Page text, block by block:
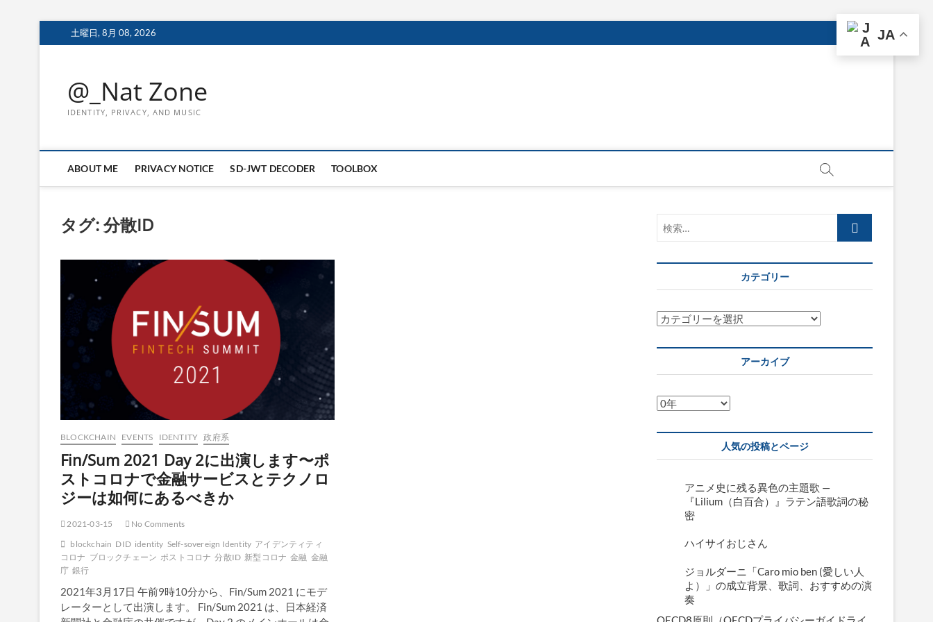
to
土曜日, 8月 08, 2026
@_Nat Zone
IDENTITY, PRIVACY, AND MUSIC
ABOUT ME PRIVACY NOTICE SD-JWT DECODER TOOLBOX
タグ:分散ID
BLOCKCHAIN EVENTS IDENTITY 政府系
Fin/Sum 2021 Day 2に出演します〜ポ
ストコロナで金融サービスとテクノロ
ジーは如何にあるべきか
2021-03-15
No Comments
blockchain DID identity Self-sovereign Identity アイデンティティ
コロナ ブロックチェーン ポストコロナ 分散ID 新型コロナ 金融 金融
庁 銀行
2021年3月17日 午前9時10分から、Fin/Sum 2021 にモデ
レーターとして出演します。 Fin/Sum 2021 は、日本経済
索…
カテゴリー
カ
ゴ
ー
アーカイブ
ア
カ
ブ
人気の投稿とページ
アニメ史に残る異色の主題歌 —
『Lilium（白百合）』ラテン語歌詞の秘
密
ハイサイおじさん
ジョルダーニ「Caro mio ben (愛しい人
よ）」の成立背景、歌詞、おすすめの演
奏
JA